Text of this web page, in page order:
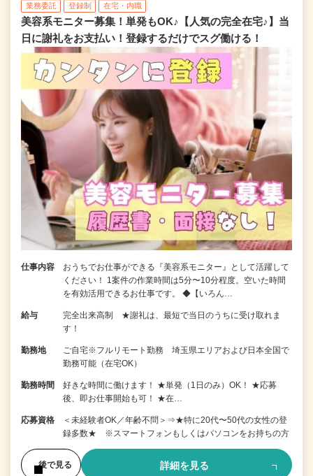
業務委託 登録制 在宅・内職
美容系モニター募集！単発もOK♪【人気の完全在宅♪】当
日に謝礼をお支払い！登録するだけでスグ働ける！
仕事内容
おうちでお仕事ができる『美容系モニター』として活躍して
ください！ 1案件の作業時間は5分〜10分程度。空いた時間
を有効活用できるお仕事です。 ◆【いろん…
給与
完全出来高制 ★謝礼は、最短で当日のうちに受け取れま
す！
勤務地
ご自宅※フルリモート勤務 埼玉県エリアおよび日本全国で
勤務可能（在宅OK）
勤務時間
好きな時間に働けます！ ★単発（1日のみ）OK！ ★応募
後、即お仕事開始も可！ ★在…
応募資格
＜未経験者OK／年齢不問＞⇒★特に20代〜50代の女性の登
録多数★ ※スマートフォンもしくはパソコンをお持ちの方
後で見る 詳細を見る